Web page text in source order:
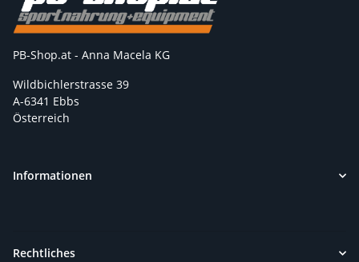
PB-Shop.at - Anna Macela KG
Wildbichlerstrasse 39
A-6341 Ebbs
Österreich
Informationen
Rechtliches